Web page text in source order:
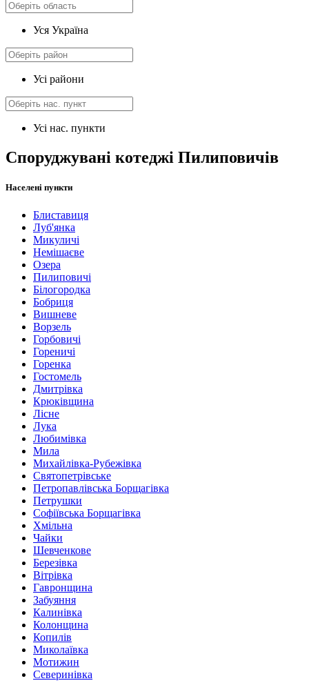
Уся Україна
Усі райони
Усі нас. пункти
Споруджувані котеджі Пилиповичів
Населені пункти
Блиставиця
Луб'янка
Микуличі
Немішаєве
Озера
Пилиповичі
Білогородка
Бобриця
Вишневе
Ворзель
Горбовичі
Гореничі
Горенка
Гостомель
Дмитрівка
Крюківщина
Лісне
Лука
Любимівка
Мила
Михайлівка-Рубежівка
Святопетрівське
Петропавлівська Борщагівка
Петрушки
Софіївська Борщагівка
Хмільна
Чайки
Шевченкове
Березівка
Вітрівка
Гавронщина
Забуяння
Калинівка
Колонщина
Копилів
Миколаївка
Мотижин
Северинівка